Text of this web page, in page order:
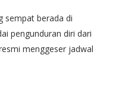
sempat berada di
pengunduran diri dari
menggeser jadwal